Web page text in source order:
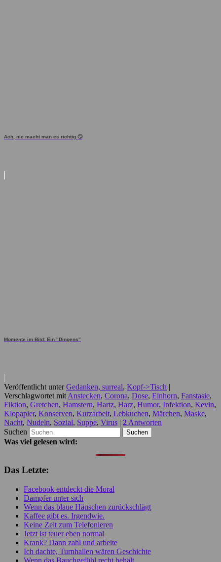
Ach, nie macht man es richtig 🙄
Momente im Bild: Ein "Dingens"
Veröffentlicht unter Gedanken, surreal, Kopf->Tisch |
Verschlagwortet mit Anstecken, Corona, Dose, Einhorn, Fanstasie,
Fiktion, Gretchen, Hamstern, Hartz, Harz, Humor, Infektion, Kevin,
Klopapier, Konserven, Kurzarbeit, Lebkuchen, Märchen, Maske,
Nacht, Nudeln, Sozial, Suppe, Virus | 2 Antworten
Suchen
Was viel gelesen wird:
Das Letzte:
Facebook entdeckt die Moral
Dampfer unter sich
Wenn das blaue Häuschen zurückschlägt
Kaffee gibt es. Irgendwie.
Keine Zeit zum Telefonieren
Jetzt ist teuer eben normal
Krank? Dann zahl und arbeite
Ich dachte, Turnhallen wären Geschichte
Wenn das Bauchgefühl recht behält